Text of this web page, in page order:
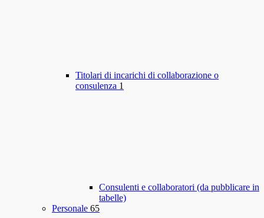
Titolari di incarichi di collaborazione o
consulenza 1
Consulenti e collaboratori (da pubblicare in
tabelle)
Personale 65